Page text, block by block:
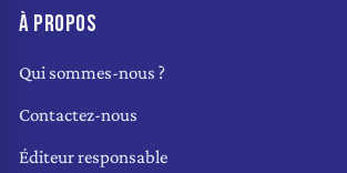
À PROPOS
Qui sommes-nous ?
Contactez-nous
Éditeur responsable